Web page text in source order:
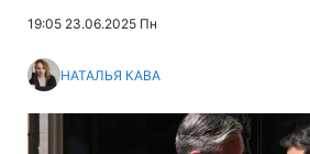
19:05 23.06.2025 Пн
НАТАЛЬЯ КАВА